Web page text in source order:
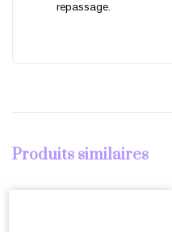
repassage.
Produits similaires